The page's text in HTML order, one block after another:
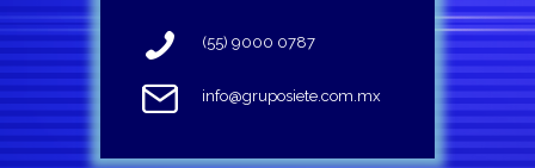
(55) 9000 0787
info@gruposiete.com.mx